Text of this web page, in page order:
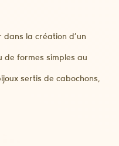
la création d’un
de formes simples au
sertis de cabochons,